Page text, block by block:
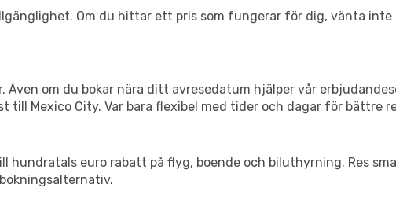
Om du hittar ett pris som fungerar för dig, vänta
Även om du bokar nära ditt avresedatum hjälper vår
Mexico City. Var bara flexibel med tider och dagar för bättre
hundratals euro rabatt på flyg, boende och biluthyrning. Res